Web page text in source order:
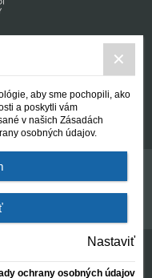
aby sme pochopili, ako
a poskytli vám
v našich Zásadách
osobných údajov.
Nastaviť
ochrany osobných údajov